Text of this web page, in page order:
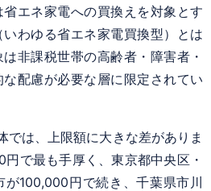
エネ家電への買換えを対象とす
わゆる省エネ家電買換型）とは
非課税世帯の高齢者・障害者・
配慮が必要な層に限定されてい
では、上限額に大きな差がありま
円で最も手厚く、東京都中央区・
100,000円で続き、千葉県市川